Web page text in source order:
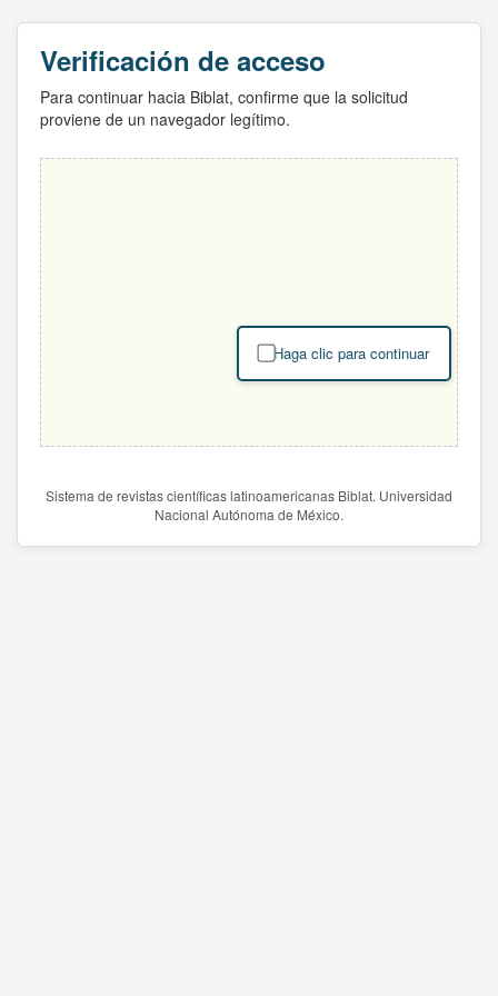
Verificación de acceso
Para continuar hacia Biblat, confirme que la solicitud
proviene de un navegador legítimo.
Haga clic para continuar
Sistema de revistas científicas latinoamericanas Biblat. Universidad
Nacional Autónoma de México.